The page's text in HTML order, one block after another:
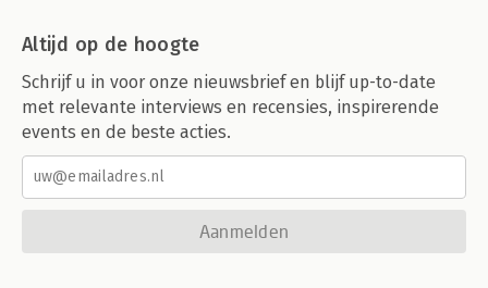
Altijd op de hoogte
Schrijf u in voor onze nieuwsbrief en blijf up-to-date
met relevante interviews en recensies, inspirerende
events en de beste acties.
Aanmelden